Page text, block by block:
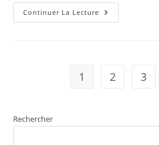
Continuer La Lecture Rennes
–
1 2 3
Rechercher